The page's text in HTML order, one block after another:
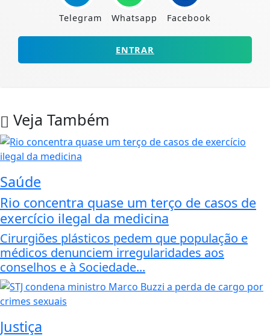
Telegram Whatsapp Facebook
ENTRAR
Veja Também
Saúde
Rio concentra quase um terço de casos de
exercício ilegal da medicina
Cirurgiões plásticos pedem que população e
médicos denunciem irregularidades aos
conselhos e à Sociedade...
Justiça